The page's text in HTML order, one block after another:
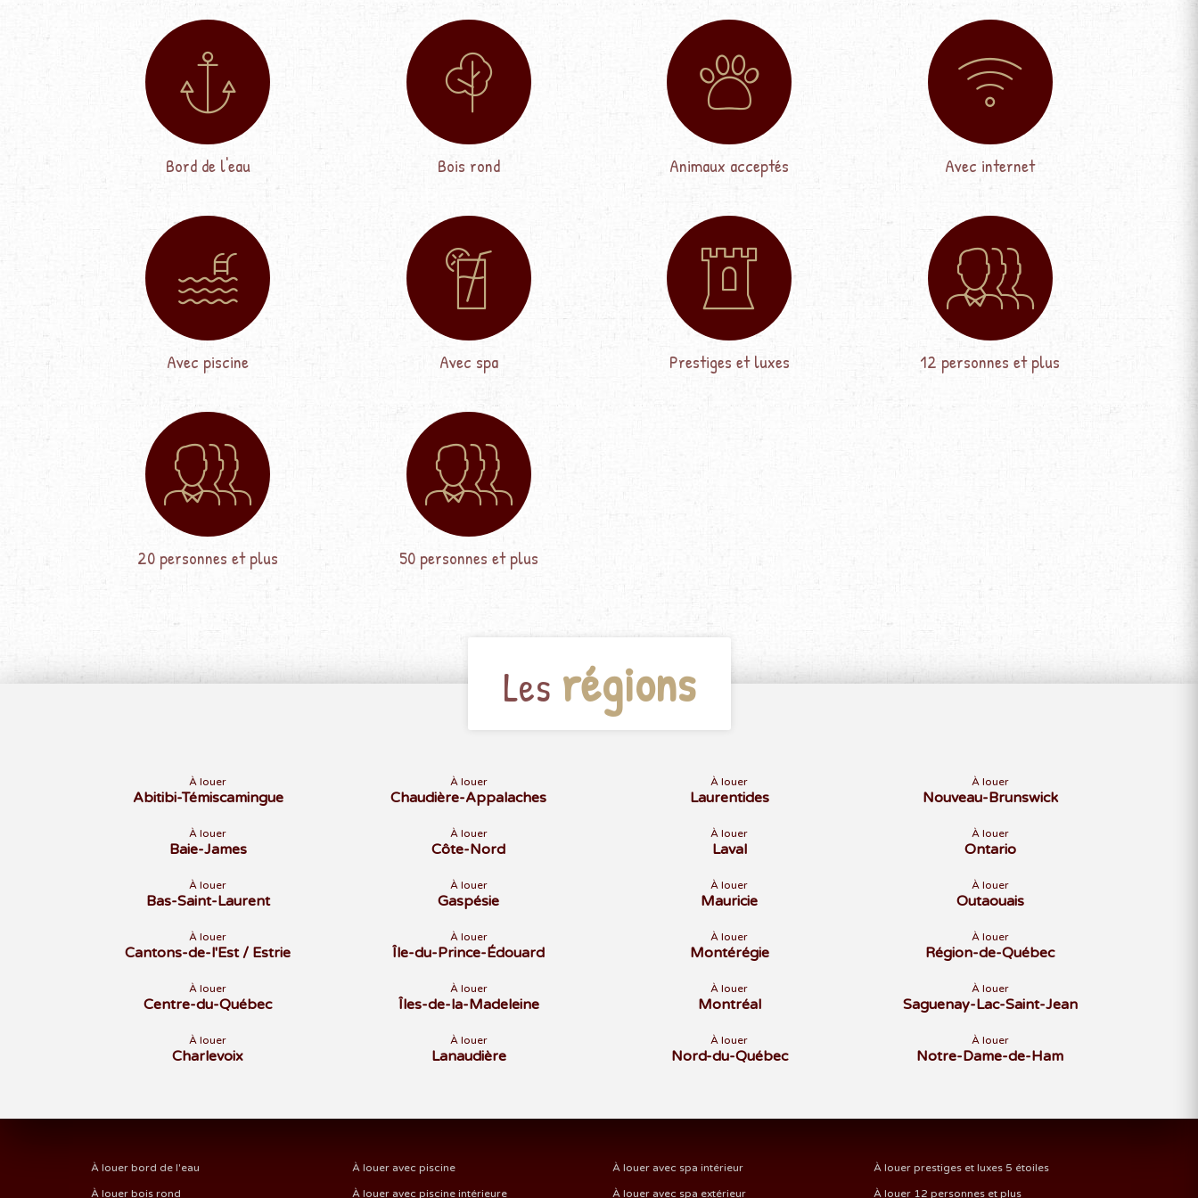
Bord de l'eau Bois rond Animaux acceptés Avec internet
Avec piscine Avec spa Prestiges et luxes 12 personnes et plus
20 personnes et plus 50 personnes et plus
Les régions
À louer
Abitibi-Témiscamingue
À louer
Baie-James
À louer
Bas-Saint-Laurent
À louer
Cantons-de-l'Est / Estrie
À louer
Centre-du-Québec
À louer
Charlevoix
À louer
Chaudière-Appalaches
À louer
Côte-Nord
À louer
Gaspésie
À louer
Île-du-Prince-Édouard
À louer
Îles-de-la-Madeleine
À louer
Lanaudière
À louer
Laurentides
À louer
Laval
À louer
Mauricie
À louer
Montérégie
À louer
Montréal
À louer
Nord-du-Québec
À louer
Nouveau-Brunswick
À louer
Ontario
À louer
Outaouais
À louer
Région-de-Québec
À louer
Saguenay-Lac-Saint-Jean
À louer
Notre-Dame-de-Ham
À louer bord de l'eau
À louer bois rond
À louer avec piscine
À louer avec piscine intérieure
À louer avec spa intérieur
À louer avec spa extérieur
À louer prestiges et luxes 5 étoiles
À louer 12 personnes et plus